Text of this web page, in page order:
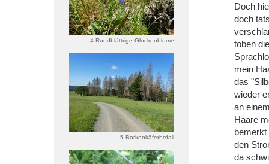
4 Rundblättrige Glockenblume
5 Borkenkäferbefall
Doch
doch
toben
mein
das
wieder
an
Haare
bemerkt
den
da